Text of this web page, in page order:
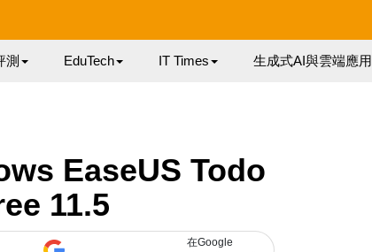
測 EduTech IT Times 生成式AI與雲端應用
EaseUS Todo
11.5
在Google